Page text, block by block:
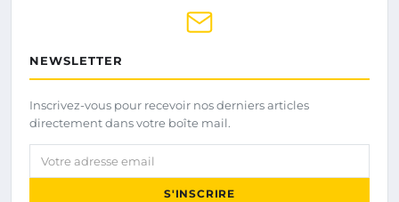
NEWSLETTER
Inscrivez-vous pour recevoir nos derniers articles
directement dans votre boîte mail.
Votre adresse email
S'INSCRIRE